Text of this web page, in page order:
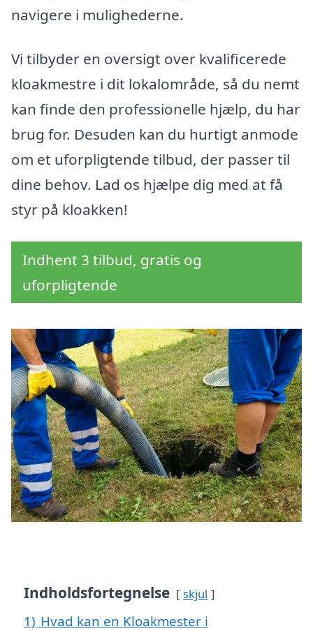
navigere i mulighederne.
Vi tilbyder en oversigt over kvalificerede
kloakmestre i dit lokalområde, så du nemt
kan finde den professionelle hjælp, du har
brug for. Desuden kan du hurtigt anmode
om et uforpligtende tilbud, der passer til
dine behov. Lad os hjælpe dig med at få
styr på kloakken!
Indhent 3 tilbud, gratis og
uforpligtende
Indholdsfortegnelse skjul
1) Hvad kan en Kloakmester i